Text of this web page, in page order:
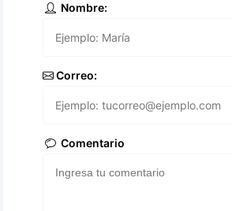
Nombre:
Correo:
Comentario